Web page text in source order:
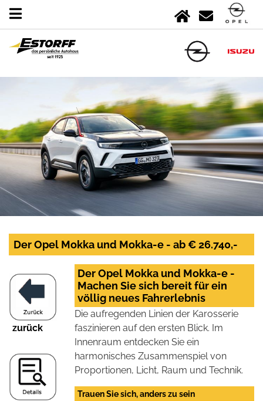
Der Opel Mokka und Mokka-e - ab € 26.740,-
zurück
Der Opel Mokka und Mokka-e -
Machen Sie sich bereit für ein
völlig neues Fahrerlebnis
Die aufregenden Linien der Karosserie
faszinieren auf den ersten Blick. Im
Innenraum entdecken Sie ein
harmonisches Zusammenspiel von
Proportionen, Licht, Raum und Technik.
Trauen Sie sich, anders zu sein